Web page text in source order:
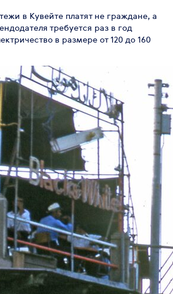
в Кувейте платят не граждане, а
требуется раз в год
в размере от 120 до 160